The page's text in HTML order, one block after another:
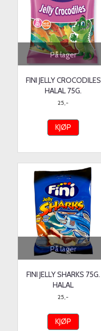
På lager
FINI JELLY CROCODILES
HALAL 75G.
25,-
KJØP
På lager
FINI JELLY SHARKS 75G.
HALAL
25,-
KJØP